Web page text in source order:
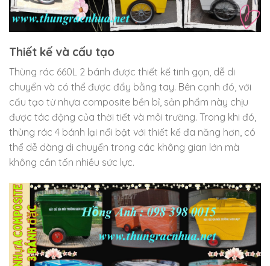
Thiết kế và cấu tạo
Thùng rác 660L 2 bánh được thiết kế tinh gọn, dễ di
chuyển và có thể được đẩy bằng tay. Bên cạnh đó, với
cấu tạo từ nhựa composite bền bỉ, sản phẩm này chịu
được tác động của thời tiết và môi trường. Trong khi đó,
thùng rác 4 bánh lại nổi bật với thiết kế đa năng hơn, có
thể dễ dàng di chuyển trong các không gian lớn mà
không cần tốn nhiều sức lực.